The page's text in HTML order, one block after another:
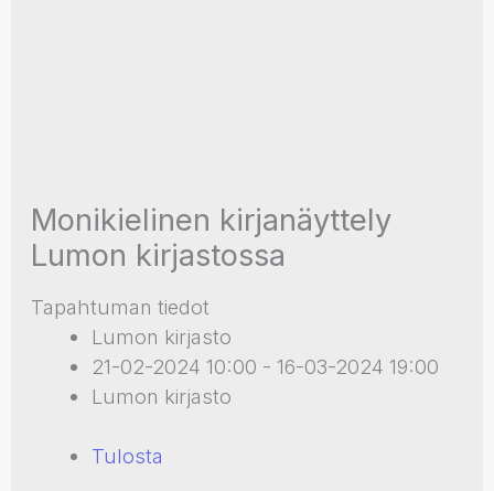
Monikielinen kirjanäyttely
Lumon kirjastossa
Tapahtuman tiedot
Lumon kirjasto
21-02-2024 10:00 - 16-03-2024 19:00
Lumon kirjasto
Tulosta